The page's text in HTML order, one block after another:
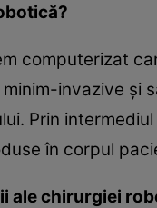
computerizat
invazive
Prin
în corpul
ale chirurgiei